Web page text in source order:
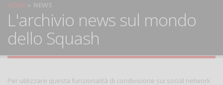
HOME NEWS
L'archivio news sul mondo
dello Squash
Per utilizzare questa funzionalità di condivisione sui social network